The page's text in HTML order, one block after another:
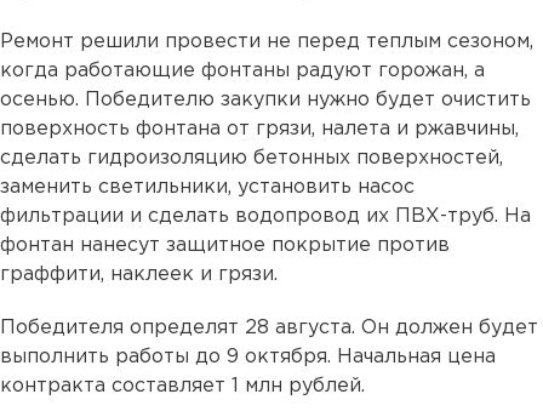
Ремонт решили провести не перед теплым сезоном,
когда работающие фонтаны радуют горожан, а
осенью. Победителю закупки нужно будет очистить
поверхность фонтана от грязи, налета и ржавчины,
сделать гидроизоляцию бетонных поверхностей,
заменить светильники, установить насос
фильтрации и сделать водопровод их ПВХ-труб. На
фонтан нанесут защитное покрытие против
граффити, наклеек и грязи.
Победителя определят 28 августа. Он должен будет
выполнить работы до 9 октября. Начальная цена
контракта составляет 1 млн рублей.